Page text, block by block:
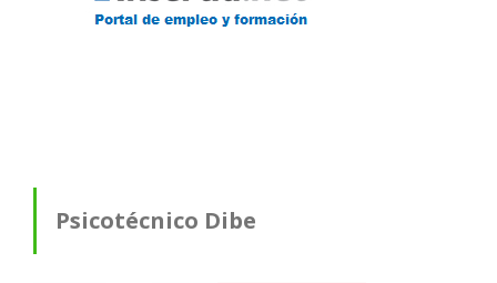
Psicotécnico Dibe